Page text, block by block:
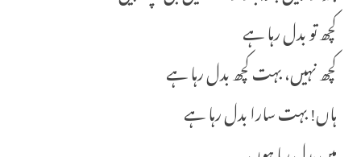
کچھ تو بدل رہا ہے
کچھ نہیں، بہت کچھ بدل رہا ہے
ہاں! بہت سارا بدل رہا ہے